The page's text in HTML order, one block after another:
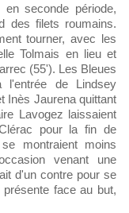
des filets roumains.
tourner, avec les
Tolmais en lieu et
(55'). Les Bleues
l'entrée de Lindsey
Inès Jaurena quittant
Lavogez laissaient
pour la fin de
montraient moins
venant une
d'un contre pour se
face au but,